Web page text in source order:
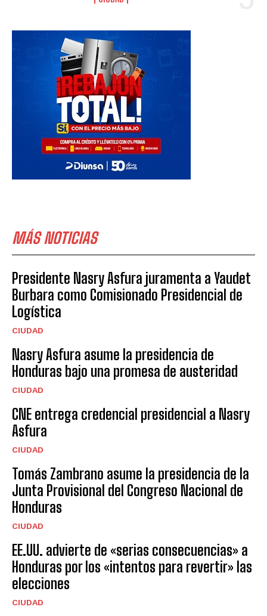
MÁS NOTICIAS
Presidente Nasry Asfura juramenta a Yaudet
Burbara como Comisionado Presidencial de
Logística
CIUDAD
Nasry Asfura asume la presidencia de
Honduras bajo una promesa de austeridad
CIUDAD
CNE entrega credencial presidencial a Nasry
Asfura
CIUDAD
Tomás Zambrano asume la presidencia de la
Junta Provisional del Congreso Nacional de
Honduras
CIUDAD
EE.UU. advierte de «serias consecuencias» a
Honduras por los «intentos para revertir» las
elecciones
CIUDAD